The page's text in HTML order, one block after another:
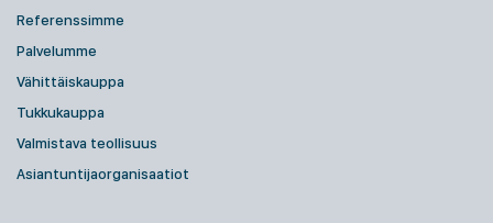
Referenssimme
Palvelumme
Vähittäiskauppa
Tukkukauppa
Valmistava teollisuus
Asiantuntijaorganisaatiot